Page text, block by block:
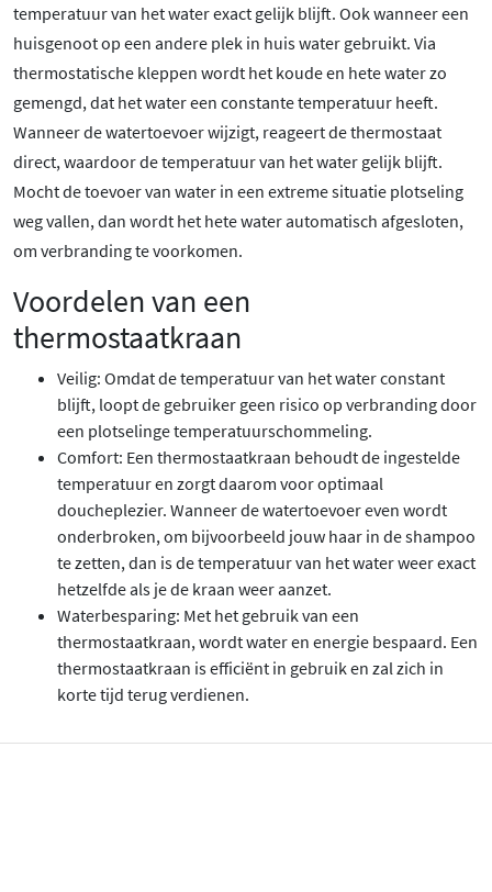
temperatuur van het water exact gelijk blijft. Ook wanneer een
huisgenoot op een andere plek in huis water gebruikt. Via
thermostatische kleppen wordt het koude en hete water zo
gemengd, dat het water een constante temperatuur heeft.
Wanneer de watertoevoer wijzigt, reageert de thermostaat
direct, waardoor de temperatuur van het water gelijk blijft.
Mocht de toevoer van water in een extreme situatie plotseling
weg vallen, dan wordt het hete water automatisch afgesloten,
om verbranding te voorkomen.
Voordelen van een
thermostaatkraan
Veilig: Omdat de temperatuur van het water constant
blijft, loopt de gebruiker geen risico op verbranding door
een plotselinge temperatuurschommeling.
Comfort: Een thermostaatkraan behoudt de ingestelde
temperatuur en zorgt daarom voor optimaal
doucheplezier. Wanneer de watertoevoer even wordt
onderbroken, om bijvoorbeeld jouw haar in de shampoo
te zetten, dan is de temperatuur van het water weer exact
hetzelfde als je de kraan weer aanzet.
Waterbesparing: Met het gebruik van een
thermostaatkraan, wordt water en energie bespaard. Een
thermostaatkraan is efficiënt in gebruik en zal zich in
korte tijd terug verdienen.